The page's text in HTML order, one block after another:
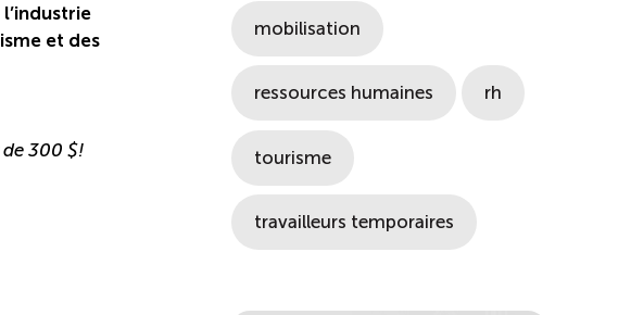
et des
de 300 $!
mobilisation
ressources humaines rh
tourisme
travailleurs temporaires